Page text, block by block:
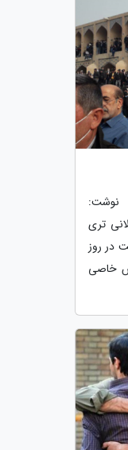
نوشت:
تری
در روز
خاصی